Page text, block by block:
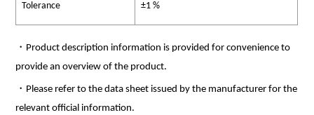
Tolerance ±1 %
・Product description information is provided for convenience to
provide an overview of the product.
・Please refer to the data sheet issued by the manufacturer for the
relevant official information.